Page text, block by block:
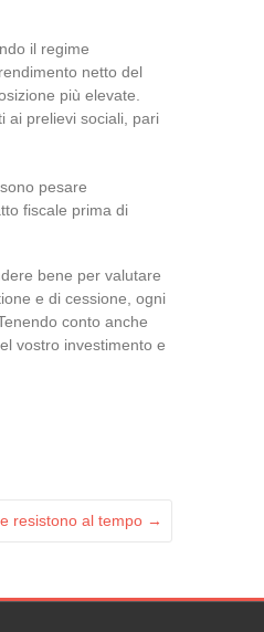
il regime
netto del
più elevate.
ai prelievi sociali, pari
pesare
fiscale prima di
bene per valutare
e di cessione, ogni
conto anche
vostro investimento e
resistono al tempo →